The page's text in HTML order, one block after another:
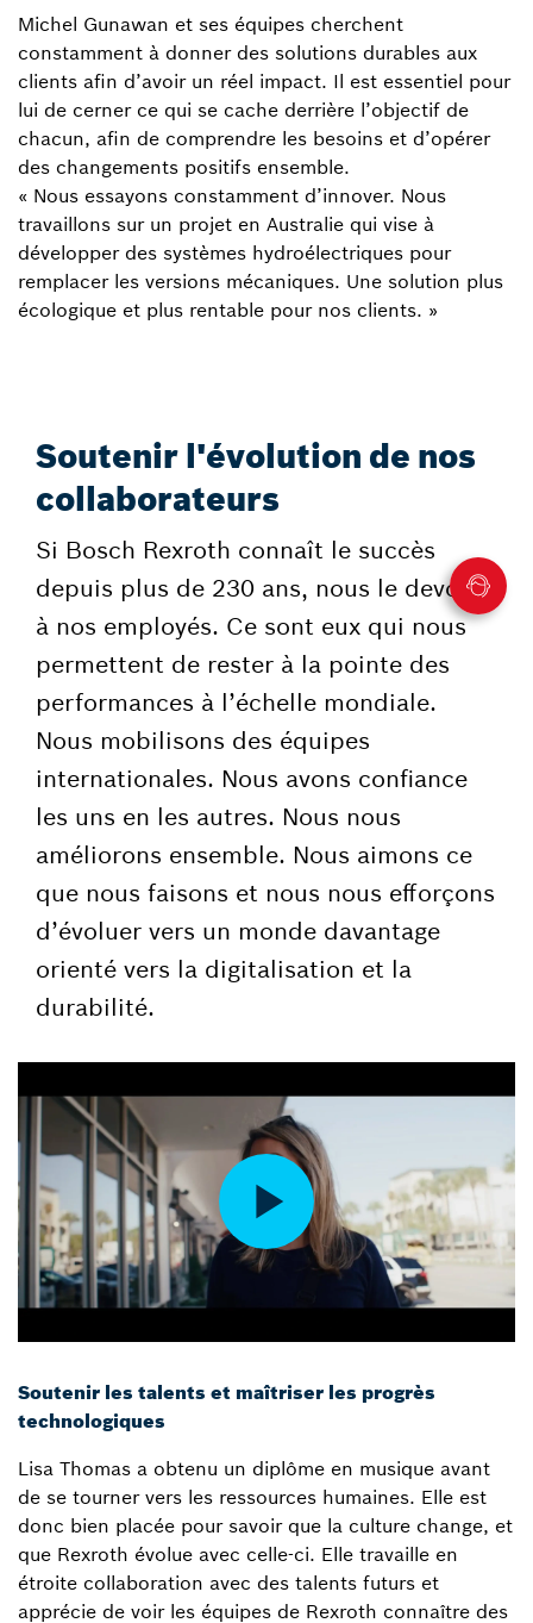
Michel Gunawan et ses équipes cherchent
constamment à donner des solutions durables aux
clients afin d’avoir un réel impact. Il est essentiel pour
lui de cerner ce qui se cache derrière l’objectif de
chacun, afin de comprendre les besoins et d’opérer
des changements positifs ensemble.
« Nous essayons constamment d’innover. Nous
travaillons sur un projet en Australie qui vise à
développer des systèmes hydroélectriques pour
remplacer les versions mécaniques. Une solution plus
écologique et plus rentable pour nos clients. »
Soutenir l'évolution de nos
collaborateurs
Si Bosch Rexroth connaît le succès
depuis plus de 230 ans, nous le devons
à nos employés. Ce sont eux qui nous
permettent de rester à la pointe des
performances à l’échelle mondiale.
Nous mobilisons des équipes
internationales. Nous avons confiance
les uns en les autres. Nous nous
améliorons ensemble. Nous aimons ce
que nous faisons et nous nous efforçons
d’évoluer vers un monde davantage
orienté vers la digitalisation et la
durabilité.
Soutenir les talents et maîtriser les progrès
technologiques
Lisa Thomas a obtenu un diplôme en musique avant
de se tourner vers les ressources humaines. Elle est
donc bien placée pour savoir que la culture change, et
que Rexroth évolue avec celle-ci. Elle travaille en
étroite collaboration avec des talents futurs et
apprécie de voir les équipes de Rexroth connaître des